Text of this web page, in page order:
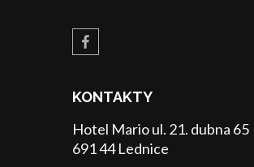
KONTAKTY
Hotel Mario ul. 21. dubna 65
691 44 Lednice